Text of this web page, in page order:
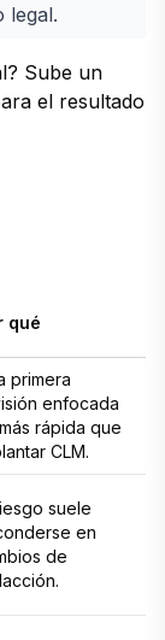
legal.
Sube un
el resultado
qué
primera
enfocada
rápida que
CLM.
suele
en
de